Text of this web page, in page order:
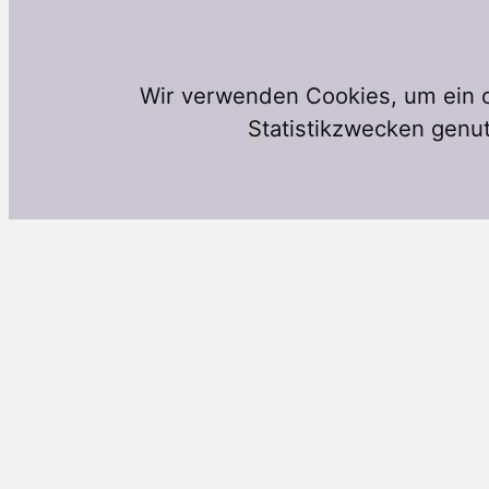
Wir verwenden Cookies, um ein
Statistikzwecken